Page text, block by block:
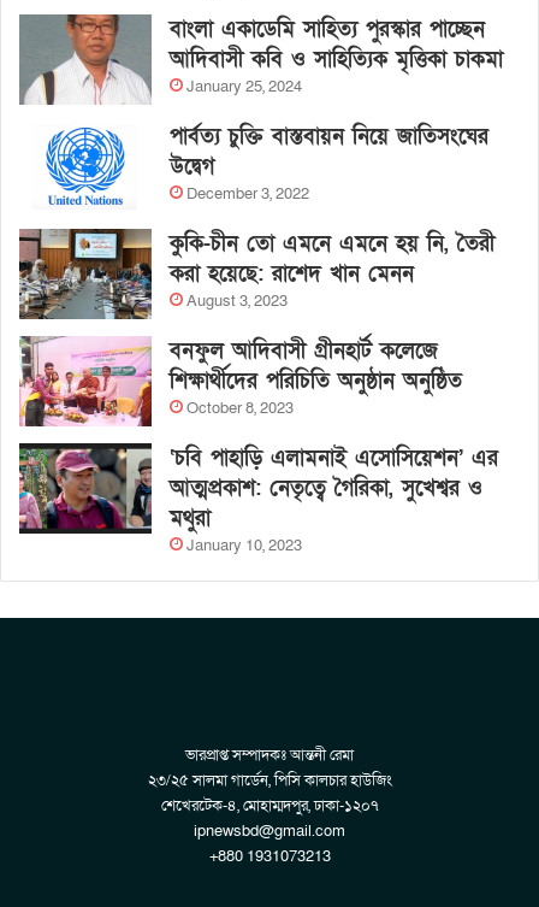
বাংলা একাডেমি সাহিত্য পুরস্কার পাচ্ছেন
আদিবাসী কবি ও সাহিত্যিক মৃত্তিকা চাকমা
January 25, 2024
পার্বত্য চুক্তি বাস্তবায়ন নিয়ে জাতিসংঘের
উদ্বেগ
December 3, 2022
কুকি-চীন তো এমনে এমনে হয় নি, তৈরী
করা হয়েছে: রাশেদ খান মেনন
August 3, 2023
বনফুল আদিবাসী গ্রীনহার্ট কলেজে
শিক্ষার্থীদের পরিচিতি অনুষ্ঠান অনুষ্ঠিত
October 8, 2023
‘চবি পাহাড়ি এলামনাই এসোসিয়েশন’ এর
আত্মপ্রকাশ: নেতৃত্বে গৈরিকা, সুখেশ্বর ও
মথুরা
January 10, 2023
ভারপ্রাপ্ত সম্পাদকঃ আন্তনী রেমা
২৩/২৫ সালমা গার্ডেন, পিসি কালচার হাউজিং
শেখেরটেক-৪, মোহাম্মদপুর, ঢাকা-১২০৭
ipnewsbd@gmail.com
+880 1931073213